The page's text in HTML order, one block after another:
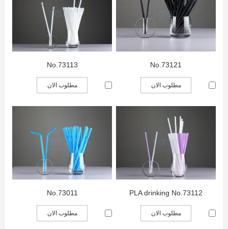
No.73121
مطلوب الان
No.73113
مطلوب الان
PLA drinking No.73112
مطلوب الان
No.73011
مطلوب الان